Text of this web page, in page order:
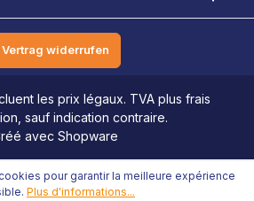
Vertrag widerrufen
les prix légaux. TVA plus frais
sauf indication contraire.
avec Shopware
pour garantir la meilleure expérience
Plus d'informations...